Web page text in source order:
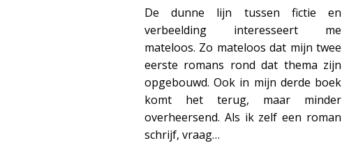
De dunne lijn tussen fictie en
verbeelding interesseert me
mateloos. Zo mateloos dat mijn twee
eerste romans rond dat thema zijn
opgebouwd. Ook in mijn derde boek
komt het terug, maar minder
overheersend. Als ik zelf een roman
schrijf, vraag…